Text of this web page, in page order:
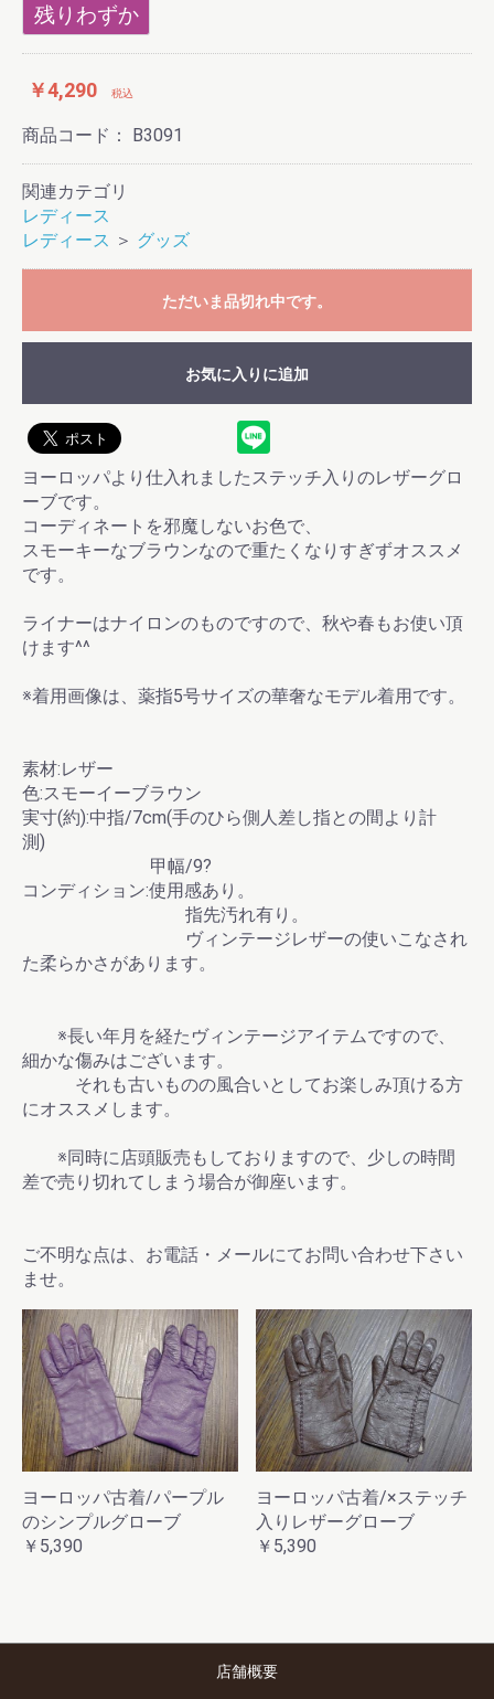
残りわずか
￥4,290 税込
商品コード： B3091
関連カテゴリ
レディース
レディース ＞ グッズ
ただいま品切れ中です。
お気に入りに追加
ヨーロッパより仕入れましたステッチ入りのレザーグロ
ーブです。
コーディネートを邪魔しないお色で、
スモーキーなブラウンなので重たくなりすぎずオススメ
です。
ライナーはナイロンのものですので、秋や春もお使い頂
けます^^
※着用画像は、薬指5号サイズの華奢なモデル着用です。
素材:レザー
色:スモーイーブラウン
実寸(約):中指/7cm(手のひら側人差し指との間より計
測)
甲幅/9?
コンディション:使用感あり。
指先汚れ有り。
ヴィンテージレザーの使いこなされ
た柔らかさがあります。
※長い年月を経たヴィンテージアイテムですので、
細かな傷みはございます。
それも古いものの風合いとしてお楽しみ頂ける方
にオススメします。
※同時に店頭販売もしておりますので、少しの時間
差で売り切れてしまう場合が御座います。
ご不明な点は、お電話・メールにてお問い合わせ下さい
ませ。
ヨーロッパ古着/パープル
のシンプルグローブ
￥5,390
ヨーロッパ古着/×ステッチ
入りレザーグローブ
￥5,390
店舗概要